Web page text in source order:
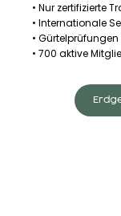
• Nur zertifizierte
• Internationale
•
• 700 aktive